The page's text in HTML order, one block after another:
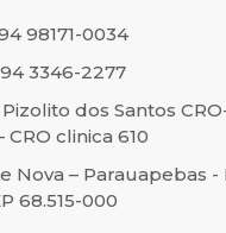
98171-0034
94 3346-2277
dos Santos
CRO clinica 610
Nova – Parauapebas -
68.515-000